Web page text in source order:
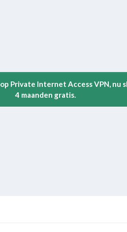
Private Internet Access VPN, nu
4 maanden gratis.